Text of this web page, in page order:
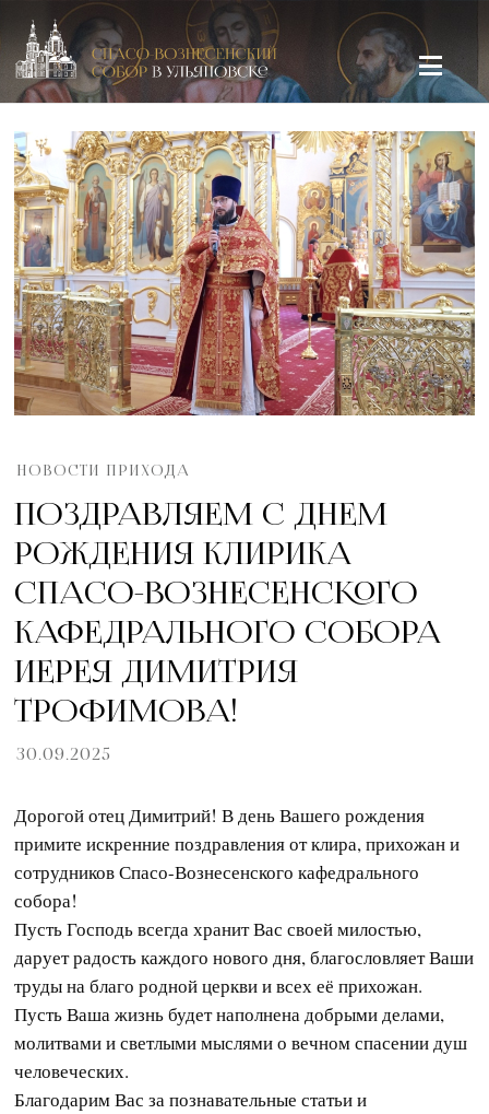
Спасо-Вознесенский кафедральный собор в Ульяновске
НОВОСТИ ПРИХОДА
ПОЗДРАВЛЯЕМ С ДНЕМ
РОЖДЕНИЯ КЛИРИКА
СПАСО-ВОЗНЕСЕНСКОГО
КАФЕДРАЛЬНОГО СОБОРА
ИЕРЕЯ ДИМИТРИЯ
ТРОФИМОВА!
30.09.2025
Дорогой отец Димитрий! В день Вашего рождения
примите искренние поздравления от клира, прихожан и
сотрудников Спасо-Вознесенского кафедрального
собора!
Пусть Господь всегда хранит Вас своей милостью,
дарует радость каждого нового дня, благословляет Ваши
труды на благо родной церкви и всех её прихожан.
Пусть Ваша жизнь будет наполнена добрыми делами,
молитвами и светлыми мыслями о вечном спасении душ
человеческих.
Благодарим Вас за познавательные статьи и